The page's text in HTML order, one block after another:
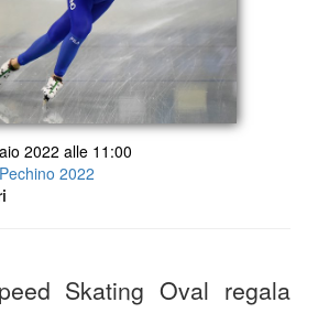
2022 alle 11:00
2022
Skating Oval regala